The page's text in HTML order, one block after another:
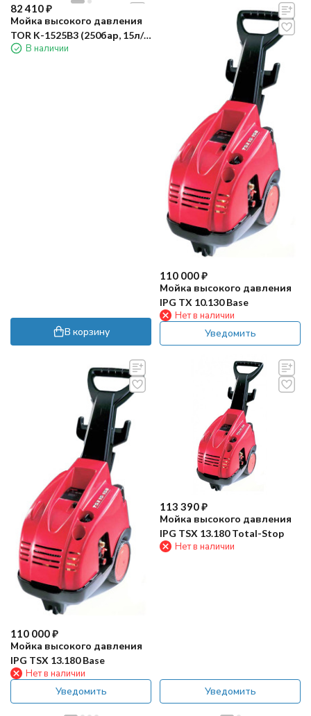
82 410₽
Мойка высокого давления
TOR K-1525B3 (250бар, 15л/
мин)В наличии
В корзину
110 000₽
Мойка высокого давления
IPG TX 10.130 Base
Нет в наличии
Уведомить
110 000₽
Мойка высокого давления
IPG TSX 13.180 Base
Нет в наличии
Уведомить
113 390₽
Мойка высокого давления
IPG TSX 13.180 Total-Stop
Нет в наличии
Уведомить